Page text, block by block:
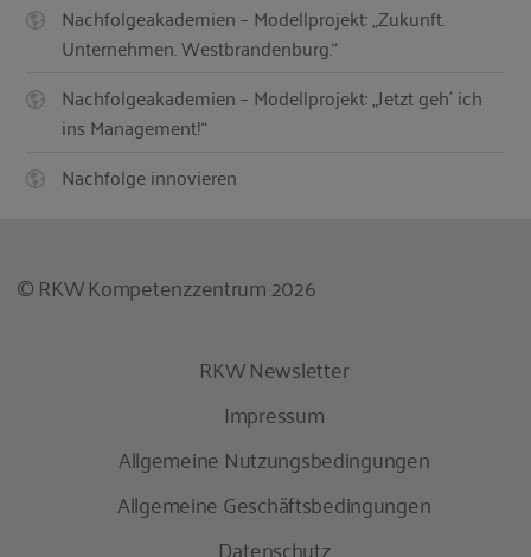
Nachfolgeakademien – Modellprojekt: „Zukunft.
Unternehmen. Westbrandenburg.“
Nachfolgeakademien – Modellprojekt: „Jetzt geh´ ich
ins Management!“
Nachfolge innovieren
© RKW Kompetenzzentrum 2026
RKW Newsletter
Impressum
Allgemeine Nutzungsbedingungen
Allgemeine Geschäftsbedingungen
Datenschutz